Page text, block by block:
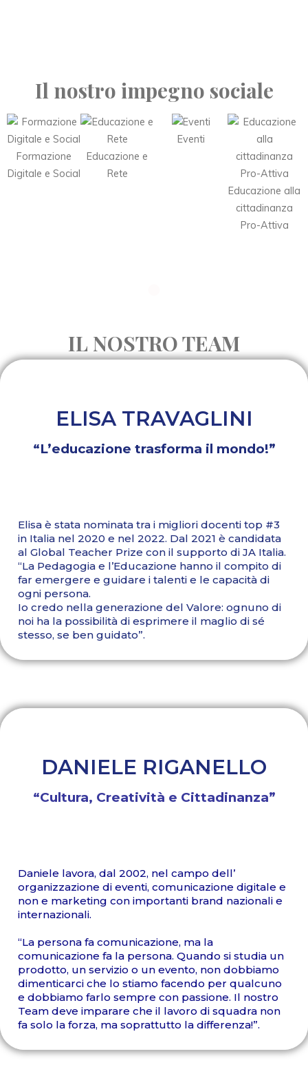
Il nostro impegno sociale
Formazione
Digitale e Social
Educazione e
Rete
Eventi
Educazione alla
cittadinanza
Pro-Attiva
IL NOSTRO TEAM
ELISA TRAVAGLINI
“L’educazione trasforma il mondo!”
Elisa è stata nominata tra i migliori docenti top #3
in Italia nel 2020 e nel 2022. Dal 2021 è candidata
al Global Teacher Prize con il supporto di JA Italia.
“La Pedagogia e l’Educazione hanno il compito di
far emergere e guidare i talenti e le capacità di
ogni persona.
Io credo nella generazione del Valore: ognuno di
noi ha la possibilità di esprimere il maglio di sé
stesso, se ben guidato”.
DANIELE RIGANELLO
“Cultura, Creatività e Cittadinanza”
Daniele lavora, dal 2002, nel campo dell’
organizzazione di eventi, comunicazione digitale e
non e marketing con importanti brand nazionali e
internazionali.
“La persona fa comunicazione, ma la
comunicazione fa la persona. Quando si studia un
prodotto, un servizio o un evento, non dobbiamo
dimenticarci che lo stiamo facendo per qualcuno
e dobbiamo farlo sempre con passione. Il nostro
Team deve imparare che il lavoro di squadra non
fa solo la forza, ma soprattutto la differenza!”.